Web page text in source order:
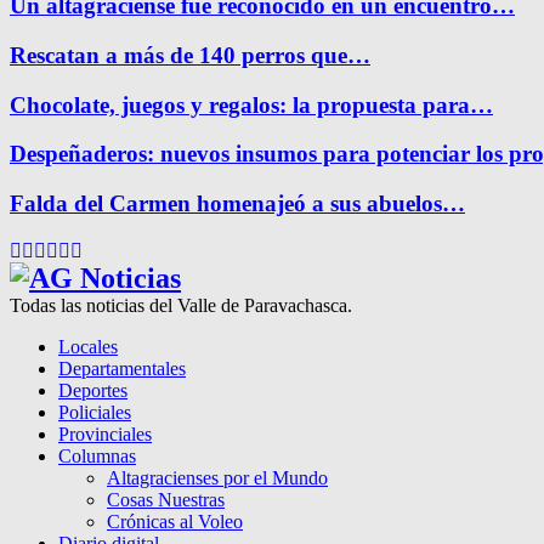
Un altagraciense fue reconocido en un encuentro…
Rescatan a más de 140 perros que…
Chocolate, juegos y regalos: la propuesta para…
Despeñaderos: nuevos insumos para potenciar los
Falda del Carmen homenajeó a sus abuelos…
Facebook
Twitter
Instagram
Pinterest
Google
Todas las noticias del Valle de Paravachasca.
Locales
Departamentales
Deportes
Policiales
Provinciales
Columnas
Altagracienses por el Mundo
Cosas Nuestras
Crónicas al Voleo